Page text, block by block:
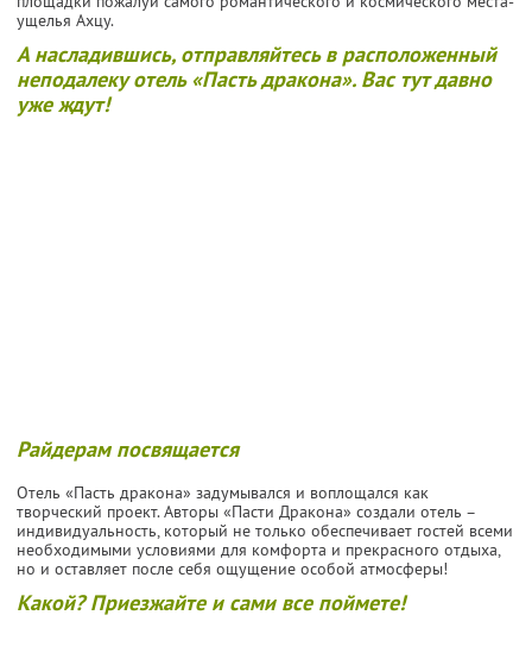
ущелья Ахцу.
А насладившись, отправляйтесь в расположенный
неподалеку отель «Пасть дракона». Вас тут давно
уже ждут!
Райдерам посвящается
Отель «Пасть дракона» задумывался и воплощался как
творческий проект. Авторы «Пасти Дракона» создали отель –
индивидуальность, который не только обеспечивает гостей всеми
необходимыми условиями для комфорта и прекрасного отдыха,
но и оставляет после себя ощущение особой атмосферы!
Какой? Приезжайте и сами все поймете!